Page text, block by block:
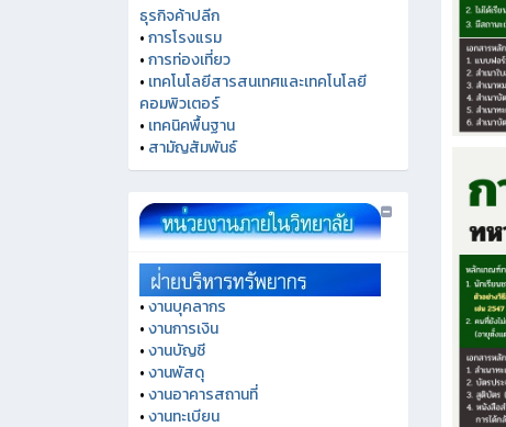
ธุรกิจค้าปลีก
•การโรงแรม
•การท่องเที่ยว
• เทคโนโลยีสารสนเทศและเทคโนโลยี
คอมพิวเตอร์
• เทคนิคพื้นฐาน
• สามัญสัมพันธ์
•งานบุคลากร
•งานการเงิน
•งานบัญชี
•งานพัสดุ
•งานอาคารสถานที่
•งานทะเบียน